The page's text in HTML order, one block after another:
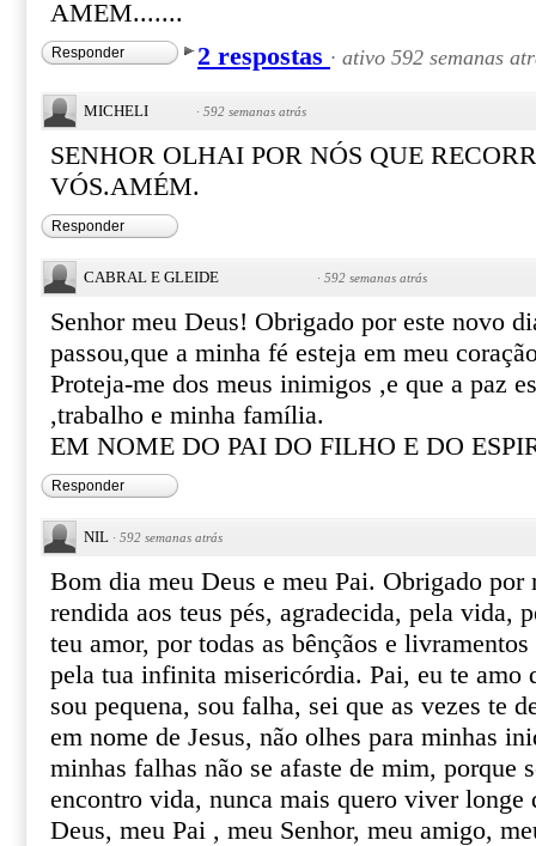
AMEM.......
Responder 2 respostas · ativo 592 semanas
MICHELI · 592 semanas atrás
SENHOR OLHAI POR NÓS QUE
VÓS.AMÉM.
Responder
CABRAL E GLEIDE · 592 semanas atrás
Senhor meu Deus! Obrigado por este novo
passou,que a minha fé esteja em meu
Proteja-me dos meus inimigos ,e que a paz
,trabalho e minha família.
EM NOME DO PAI DO FILHO E DO
Responder
NIL · 592 semanas atrás
Bom dia meu Deus e meu Pai. Obrigado por
rendida aos teus pés, agradecida, pela vida,
teu amor, por todas as bênçãos e
pela tua infinita misericórdia. Pai, eu te amo
sou pequena, sou falha, sei que as vezes te
em nome de Jesus, não olhes para minhas
minhas falhas não se afaste de mim, porque
encontro vida, nunca mais quero viver longe
Deus, meu Pai , meu Senhor, meu amigo,